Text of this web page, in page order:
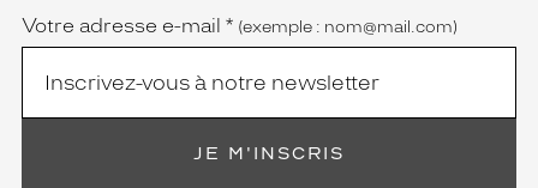
Votre adresse e-mail * (exemple : nom@mail.com)
JE M'INSCRIS